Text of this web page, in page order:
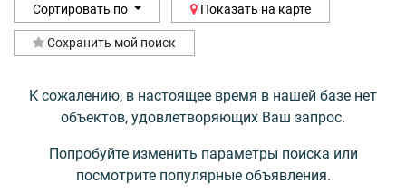
Сортировать по Показать на карте
Сохранить мой поиск
К сожалению, в настоящее время в нашей базе нет
объектов, удовлетворяющих Ваш запрос.
Попробуйте изменить параметры поиска или
посмотрите популярные объявления.